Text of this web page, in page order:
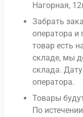
Нагорная,
Забрать
оператора и
товар есть
складе, мы
склада.
оператора.
Товары
По